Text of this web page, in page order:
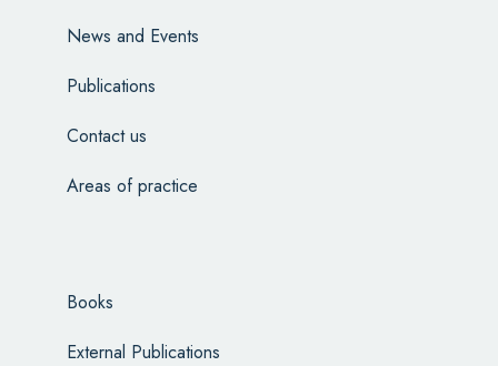
News and Events
Publications
Contact us
Areas of practice
Books
External Publications